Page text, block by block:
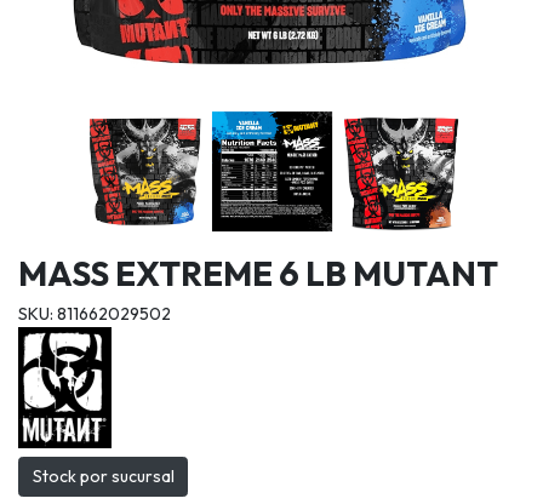
MASS EXTREME 6 LB MUTANT
SKU: 811662029502
Stock por sucursal